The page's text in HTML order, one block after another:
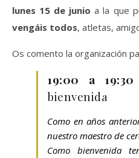
lunes 15 de junioa la que
vengáis todos, atletas,
Os comento la organización
19:00 a 19:30
bienvenida
Como en años
nuestro maestro de
Como bienvenida